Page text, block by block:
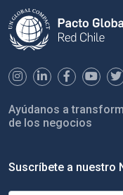
Ayúdanos a
de los negocios
Suscríbete a nuestro